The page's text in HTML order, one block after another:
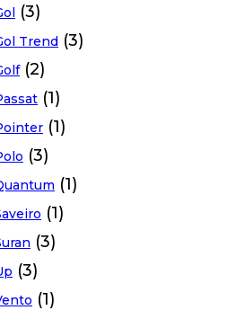
(3)
Trend (3)
(2)
(1)
(1)
(3)
(1)
(1)
(3)
(3)
(1)